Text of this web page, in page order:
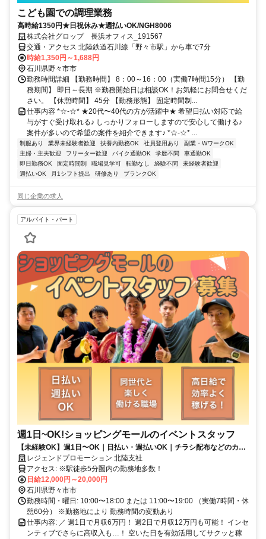
こども園での調理業務
高時給1350円★日祝休み★週払いOK/NGH8006
株式会社グロップ 長浜オフィス_191567
交通・アクセス 北陸鉄道石川線「野々市駅」から車で7分
時給1,350円～1,688円
石川県野々市市
勤務時間詳細 【勤務時間】 8：00～16：00（実働7時間15分） 【勤
務期間】 即日～長期 ※勤務開始日は相談OK！お気軽にお問合せくだ
さい。 【休憩時間】 45分 【勤務形態】 固定時間制...
仕事内容 *☆-☆* ★20代〜40代の方が活躍中★ 希望日払い対応で給
与がすぐ受け取れる♪ しっかりフォローしますので安心して働ける♪
案件が多いので希望の案件を紹介できます♪ *☆-☆* ...
制服あり 業界未経験者歓迎 扶養内勤務OK 社員登用あり
副業・WワークOK
主婦・主夫歓迎
フリーター歓迎 バイク通勤OK 学歴不問
車通勤OK
即日勤務OK
固定時間制 職場見学可 転勤なし 経験不問
未経験者歓迎
週払いOK
月1シフト提出 研修あり ブランクOK
同じ企業の求人
アルバイト・パート
週1日~OK!ショッピングモールのイベントスタッフ
【未経験OK】週1日〜OK｜日払い・週払いOK｜チラシ配布などのカン
タンなお仕事！｜学生・フリーター歓迎◎
レジェンドプロモーション 北陸支社
アクセス: ※駅徒歩5分圏内の勤務地多数！
日給12,000円～20,000円
石川県野々市市
勤務時間・曜日: 10:00〜18:00 または 11:00〜19:00 （実働7時間・休
憩60分） ※勤務地により 勤務時間の変動あり
仕事内容: ／ 週1日で月収6万円！ 週2日で月収12万円も可能！ インセ
ンティブでさらに高収入も…！ 空いた日を有効活用してサクッと稼